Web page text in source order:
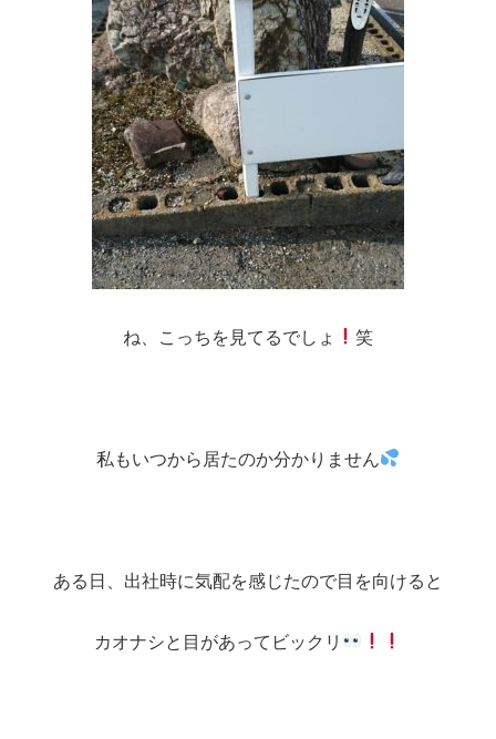
ね、こっちを見てるでしょ 笑
私もいつから居たのか分かりません
ある日、出社時に気配を感じたので目を向けると
カオナシと目があってビックリ